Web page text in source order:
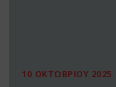
10 ΟΚΤΩΒΡΙΟΥ 2025